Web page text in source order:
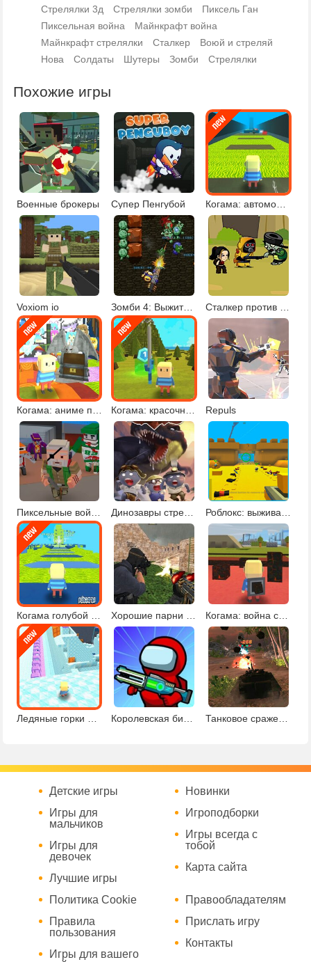
Стрелялки 3д
Стрелялки зомби
Пиксель Ган
Пиксельная война
Майнкрафт война
Майнкрафт стрелялки
Сталкер
Воюй и стреляй
Нова
Солдаты Шутеры Зомби Стрелялки
Похожие игры
Военные брокеры Супер Пенгубой Когама: автомобильный паркур
Voxiom io Зомби 4: Выжить в зомби-апокалипсисе
Repuls
Пиксельные войны 2 Динозавры стрелялки 2 Роблокс: выживание
Когама голубой паркур Хорошие парни против плохих Когама: война стихий
Ледяные горки Когамы Королевская битва Амонг Ас Танковое сражение в джунглях
Детские игры
Игры для
мальчиков
Игры для
девочек
Лучшие игры
Новинки
Игроподборки
Игры всегда с
тобой
Карта сайта
Политика Cookie
Правила
пользования
Игры для вашего
Правообладателям
Прислать игру
Контакты